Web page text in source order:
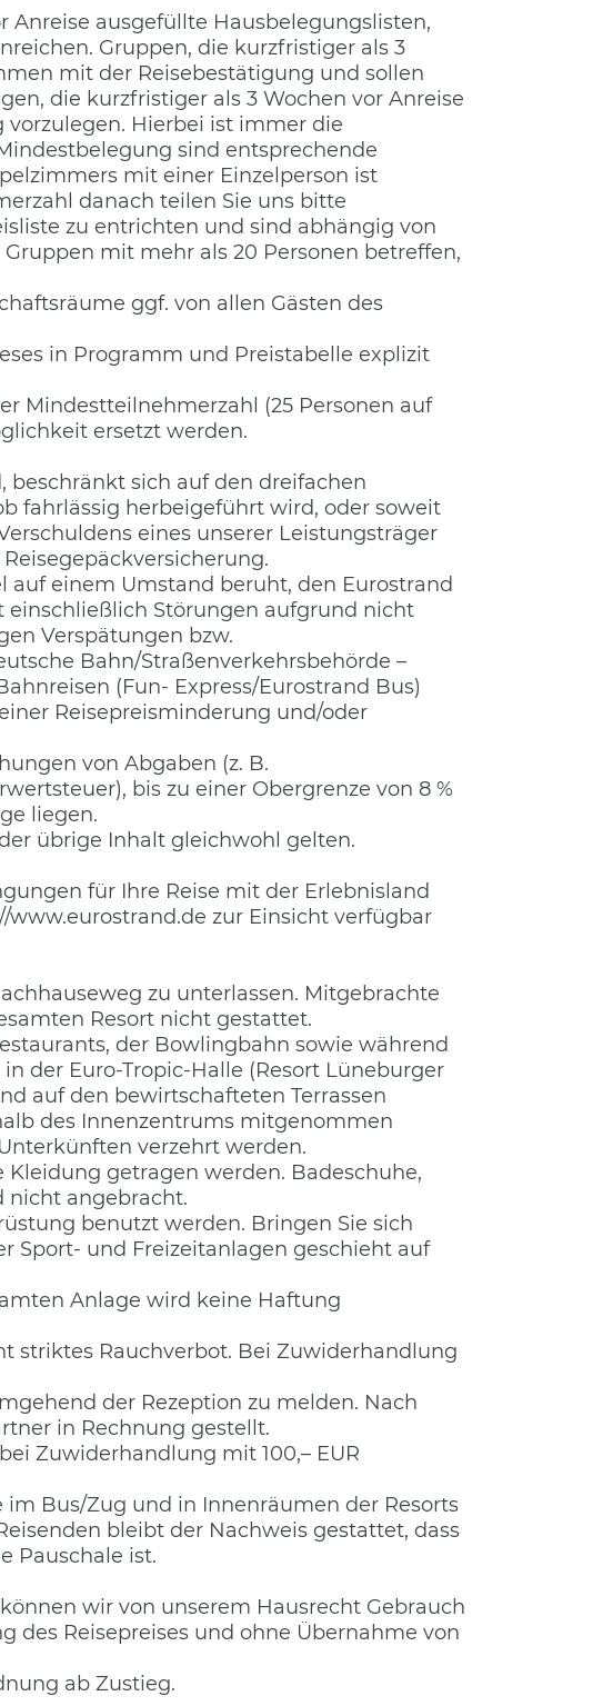
Anreise ausgefüllte Hausbelegungslisten,
Gruppen, die kurzfristiger als 3
mit der Reisebestätigung und sollen
die kurzfristiger als 3 Wochen vor Anreise
Hierbei ist immer die
sind entsprechende
mit einer Einzelperson ist
danach teilen Sie uns bitte
zu entrichten und sind abhängig von
mit mehr als 20 Personen betreffen,
ggf. von allen Gästen des
in Programm und Preistabelle explizit
Mindestteilnehmerzahl (25 Personen auf
ersetzt werden.
beschränkt sich auf den dreifachen
fahrlässig herbeigeführt wird, oder soweit
eines unserer Leistungsträger
auf einem Umstand beruht, den Eurostrand
einschließlich Störungen aufgrund nicht
Verspätungen bzw.
Bahn/Straßenverkehrsbehörde –
(Fun- Express/Eurostrand Bus)
Reisepreisminderung und/oder
von Abgaben (z. B.
bis zu einer Obergrenze von 8 %
liegen.
übrige Inhalt gleichwohl gelten.
für Ihre Reise mit der Erlebnisland
zur Einsicht verfügbar
zu unterlassen. Mitgebrachte
Resort nicht gestattet.
der Bowlingbahn sowie während
der Euro-Tropic-Halle (Resort Lüneburger
auf den bewirtschafteten Terrassen
des Innenzentrums mitgenommen
verzehrt werden.
Kleidung getragen werden. Badeschuhe,
nicht angebracht.
benutzt werden. Bringen Sie sich
Sport- und Freizeitanlagen geschieht auf
Anlage wird keine Haftung
striktes Rauchverbot. Bei Zuwiderhandlung
der Rezeption zu melden. Nach
in Rechnung gestellt.
Zuwiderhandlung mit 100,– EUR
Bus/Zug und in Innenräumen der Resorts
bleibt der Nachweis gestattet, dass
Pauschale ist.
wir von unserem Hausrecht Gebrauch
des Reisepreises und ohne Übernahme von
ab Zustieg.